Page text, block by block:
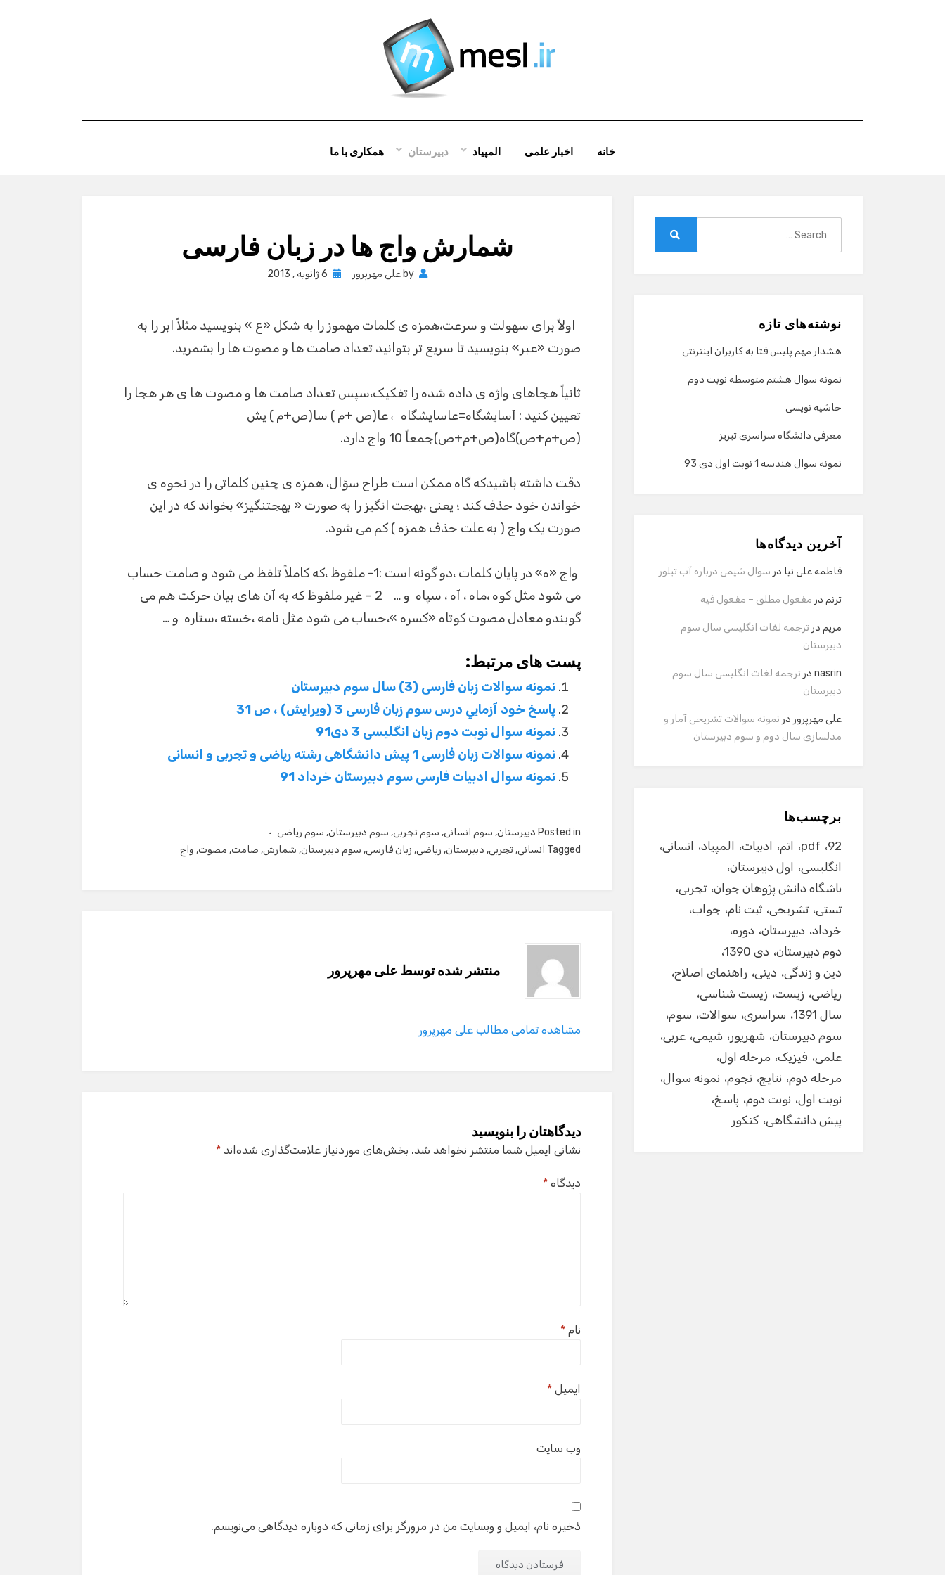
خانه اخبار علمی المپیاد دبیرستان همکاری با ما
شمارش واج ها در زبان فارسی
by علی مهرپرور
Posted
6 ژانویه , 2013
اولاً برای سهولت و سرعت،همزه ی کلمات مهموز را به شکل «ع » بنویسید مثلاً ابر را به
صورت «عبر» بنویسید تا سریع تر بتوانید تعداد صامت ها و مصوت ها را بشمرید.
ثانیاً هجاهای واژه ی داده شده را تفکیک،سپس تعداد صامت ها و مصوت ها ی هر هجا را
تعیین کنید : آسایشگاه=عاسایشگاه←عا(ص +م ) سا(ص+م ) یش
(ص+م+ص)گاه(ص+م+ص)جمعاً 10 واج دارد.
دقت داشته باشیدکه گاه ممکن است طراح سؤال، همزه ی چنین کلماتی را در نحوه ی
خواندن خود حذف کند ؛ یعنی ،بهجت انگیز را به صورت « بهجتنگیز» بخواند که در این
صورت یک واج ( به علت حذف همزه ) کم می شود.
واج «ه» در پایان کلمات ،دو گونه است :1- ملفوظ ،که کاملاً تلفظ می شود و صامت حساب
می شود مثل کوه ،ماه ، آه ، سپاه و … 2 – غیر ملفوظ که به آن های بیان حرکت هم می
گویندو معادل مصوت کوتاه «کسره »،حساب می شود مثل نامه ،خسته ،ستاره و …
پست های مرتبط:
نمونه سوالات زبان فارسی (3) سال سوم دبیرستان
پاسخ خود آزمايي درس سوم زبان فارسی 3 (ويرايش) ، ص 31
نمونه سوال نوبت دوم زبان انگلیسی 3 دی91
نمونه سوالات زبان فارسی 1 پیش دانشگاهی رشته ریاضی و تجربی و انسانی
نمونه سوال ادبیات فارسی سوم دبیرستان خرداد 91
Posted in دبیرستان, سوم انسانی, سوم تجربی, سوم دبیرستان, سوم ریاضی
Tagged انسانی,تجربی, دبیرستان, ریاضی, زبان فارسی, سوم دبیرستان, شمارش, صامت, مصوت, واج
منتشر شده توسطعلی مهرپرور
مشاهده تمامی مطالب علی مهرپرور
دیدگاهتان را بنویسید
نشانی ایمیل شما منتشر نخواهد شد. بخش‌های موردنیاز علامت‌گذاری شده‌اند*
دیدگاه*
نام*
ایمیل*
وب‌ سایت
ذخیره نام، ایمیل و وبسایت من در مرورگر برای زمانی که دوباره دیدگاهی می‌نویسم.
نوشته‌های تازه
هشدار مهم پلیس فتا به کاربران اینترنتی
نمونه سوال هشتم متوسطه نوبت دوم
حاشیه نویسی
معرفی دانشگاه سراسری تبریز
نمونه سوال هندسه 1 نوبت اول دی 93
آخرین دیدگاه‌ها
فاطمه علی نیا در سوال شیمی درباره آب تبلور
ترنم در مفعول مطلق – مفعول فیه
مریم در ترجمه لغات انگلیسی سال سوم
دبیرستان
nasrin در ترجمه لغات انگلیسی سال سوم
دبیرستان
علی مهرپرور در نمونه سوالات تشریحی آمار و
مدلسازی سال دوم و سوم دبیرستان
برچسب‌ها
92
pdf اتم ادبیات المپیاد
انسانی
انگلیسی
اول دبیرستان
باشگاه دانش پژوهان جوان تجربی
تستی تشریحی ثبت نام جواب
خرداد دبیرستان دوره
دوم دبیرستان دی 1390
دین و زندگی دینی راهنمای اصلاح
ریاضی زیست زیست شناسی
سال 1391
سراسری سوالات سوم
سوم دبیرستان شهریور شیمی عربی
علمی فیزیک مرحله اول
مرحله دوم نتایج نجوم نمونه سوال
نوبت اول نوبت دوم پاسخ
پیش دانشگاهی کنکور